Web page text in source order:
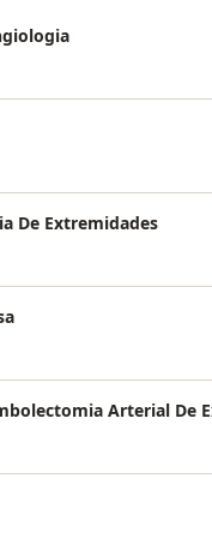
De Extremidades
Arterial De